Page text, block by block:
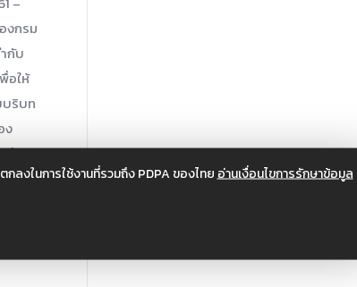
งในการใช้งานที่รวมถึง PDPA ของไทยอ่านเงื่อนไขการรักษาข้อมูล
งกรม
กับ
อให้
บริบท
ง
จำ
ละค่า
ชน์